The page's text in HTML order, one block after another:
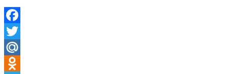
Facebook
Twitter
Mail.Ru